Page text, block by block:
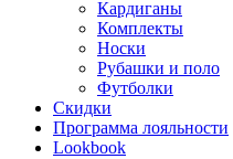
Кардиганы
Комплекты
Носки
Рубашки и поло
Футболки
Скидки
Программа лояльности
Lookbook